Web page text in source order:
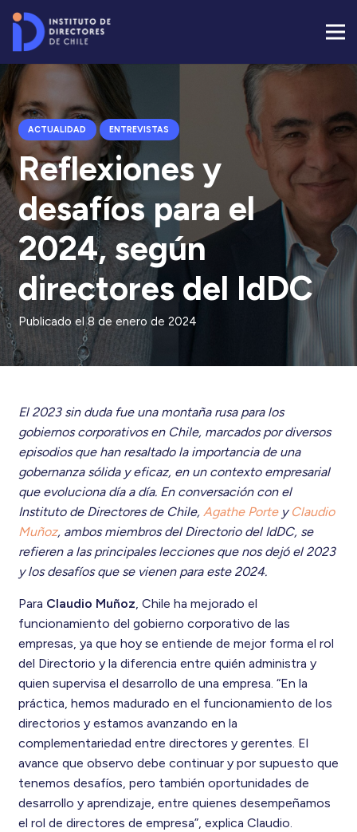
ACTUALIDAD ENTREVISTAS
Reflexiones y
desafíos para el
2024, según
directores del IdDC
Publicado el8 de enero de 2024
El 2023 sin duda fue una montaña rusa para los
gobiernos corporativos en Chile, marcados por diversos
episodios que han resaltado la importancia de una
gobernanza sólida y eficaz, en un contexto empresarial
que evoluciona día a día. En conversación con el
Instituto de Directores de Chile, Agathe Portey Claudio
Muñoz, ambos miembros del Directorio del IdDC, se
refieren a las principales lecciones que nos dejó el 2023
y los desafíos que se vienen para este 2024.
Para Claudio Muñoz, Chile ha mejorado el
funcionamiento del gobierno corporativo de las
empresas, ya que hoy se entiende de mejor forma el rol
del Directorio y la diferencia entre quién administra y
quien supervisa el desarrollo de una empresa. “En la
práctica, hemos madurado en el funcionamiento de los
directorios y estamos avanzando en la
complementariedad entre directores y gerentes. El
avance que observo debe continuar y por supuesto que
tenemos desafíos, pero también oportunidades de
desarrollo y aprendizaje, entre quienes desempeñamos
el rol de directores de empresa”, explica Claudio.